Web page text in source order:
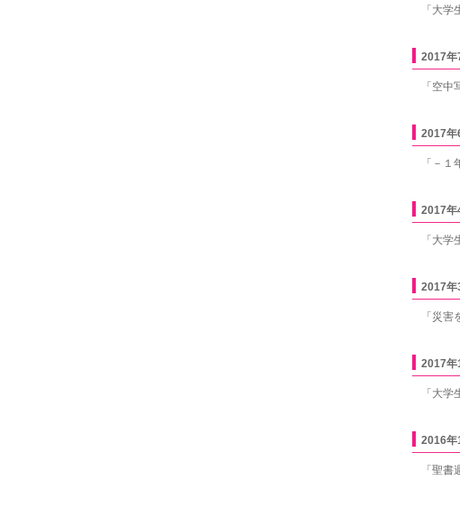
「大
2017年
「空
2017年
「－
2017年
「大
2017年
「災害
2017年
「大
2016年
「聖書